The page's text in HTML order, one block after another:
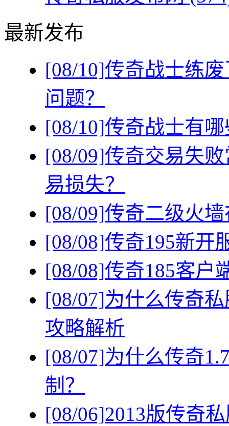
最新发布
[08/10]传奇战士练
问题？
[08/10]传奇战士有
[08/09]传奇交易失
易损失？
[08/09]传奇二级火
[08/08]传奇195新开
[08/08]传奇185客户
[08/07]为什么传奇
攻略解析
[08/07]为什么传奇
制？
[08/06]2013版传奇